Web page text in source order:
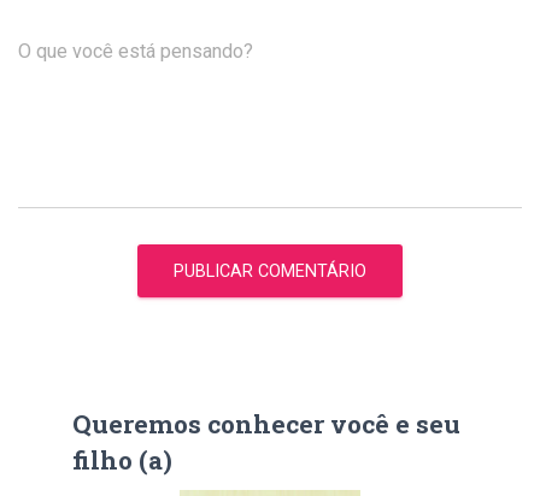
O que você está pensando?
Queremos conhecer você e seu
filho (a)